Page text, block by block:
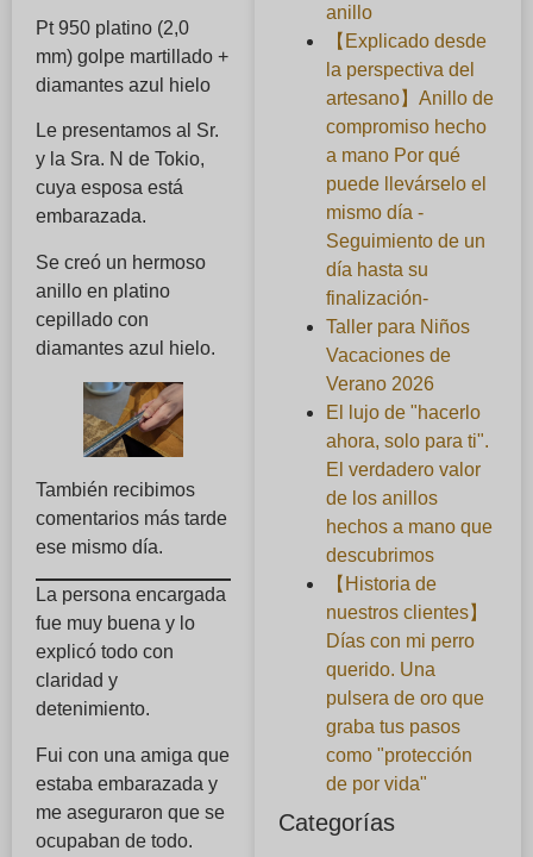
Pt 950 platino (2,0
mm) golpe martillado +
diamantes azul hielo
Le presentamos al Sr.
y la Sra. N de Tokio,
cuya esposa está
embarazada.
Se creó un hermoso
anillo en platino
cepillado con
diamantes azul hielo.
También recibimos
comentarios más tarde
ese mismo día.
La persona encargada
fue muy buena y lo
explicó todo con
claridad y
detenimiento.
Fui con una amiga que
estaba embarazada y
me aseguraron que se
ocupaban de todo.
anillo
【Explicado desde
la perspectiva del
artesano】Anillo de
compromiso hecho
a mano Por qué
puede llevárselo el
mismo día -
Seguimiento de un
día hasta su
finalización-
Taller para Niños
Vacaciones de
Verano 2026
El lujo de "hacerlo
ahora, solo para ti".
El verdadero valor
de los anillos
hechos a mano que
descubrimos
【Historia de
nuestros clientes】
Días con mi perro
querido. Una
pulsera de oro que
graba tus pasos
como "protección
de por vida"
Categorías